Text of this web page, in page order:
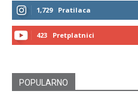
1,729 Pratilaca
423 Pretplatnici
POPULARNO